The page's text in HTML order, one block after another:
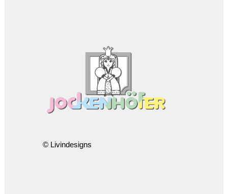
© Livindesigns